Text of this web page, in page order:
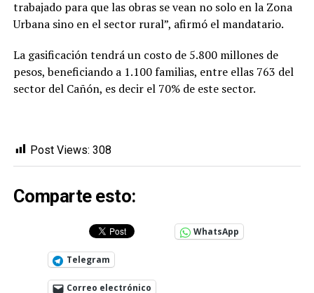
trabajado para que las obras se vean no solo en la Zona
Urbana sino en el sector rural”, afirmó el mandatario.
La gasificación tendrá un costo de 5.800 millones de
pesos, beneficiando a 1.100 familias, entre ellas 763 del
sector del Cañón, es decir el 70% de este sector.
Post Views: 308
Comparte esto:
WhatsApp
Telegram
Correo electrónico